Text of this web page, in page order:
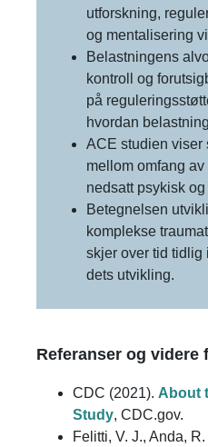
utforskning,
og mentalisering
Belastningens
kontroll og
på
hvordan
ACE studien viser
mellom omfang
nedsatt psykisk
Betegnelsen
komplekse
skjer over tid tidlig
dets utvikling.
Referanser og videre
CDC (2021). About
Study, CDC.gov.
Felitti, V. J., Anda,